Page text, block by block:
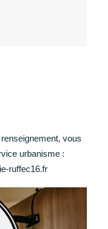
vous
urbanisme :
ruffec16.fr